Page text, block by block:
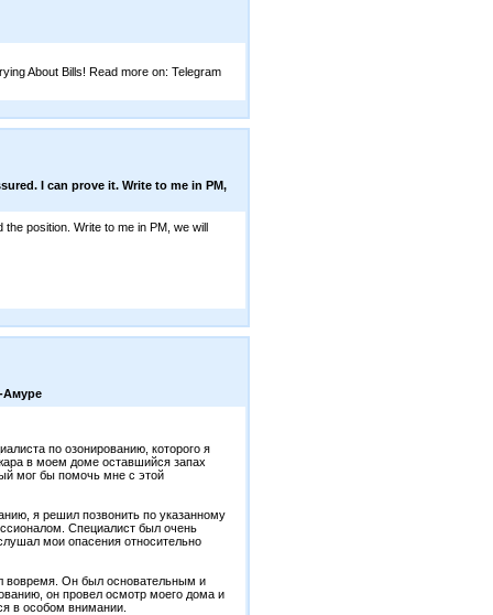
About Bills! Read more on: Telegram
I can prove it. Write to me in PM,
position. Write to me in PM, we will
Амуре
по озонированию, которого я
в моем доме оставшийся запах
мог бы помочь мне с этой
я решил позвонить по указанному
Специалист был очень
мои опасения относительно
вовремя. Он был основательным и
он провел осмотр моего дома и
в особом внимании.